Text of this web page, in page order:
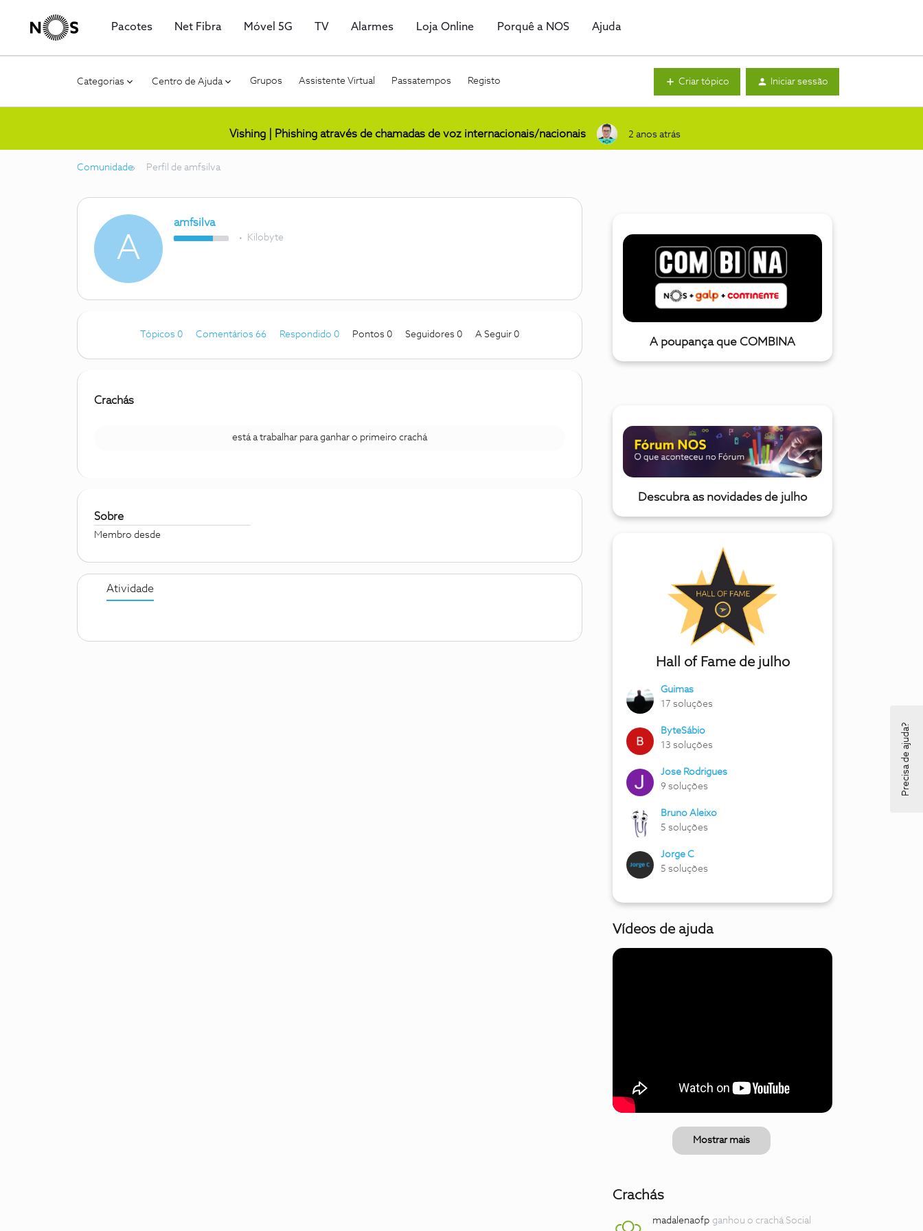
Pacotes Net Fibra Móvel 5G TV Alarmes Loja Online Porquê a NOS Ajuda
Categorias Centro de Ajuda Grupos Assistente Virtual Passatempos Registo Criar tópico Iniciar sessão
Vishing | Phishing através de chamadas de voz internacionais/nacionais 2 anos atrás
Comunidade Perfil de amfsilva
A
amfsilva
Kilobyte
Tópicos 0 Comentários 66 Respondido 0 Pontos 0 Seguidores 0 A Seguir 0
Crachás
está a trabalhar para ganhar o primeiro crachá
Sobre
Membro desde
Atividade
A poupança que COMBINA
Descubra as novidades de julho
Hall of Fame de julho
Guimas
17 soluções
ByteSábio
13 soluções
Jose Rodrigues
9 soluções
Bruno Aleixo
5 soluções
Jorge C
5 soluções
Vídeos de ajuda
Mostrar mais
Crachás
madalenaofp ganhou o crachá Social
Precisa de ajuda?